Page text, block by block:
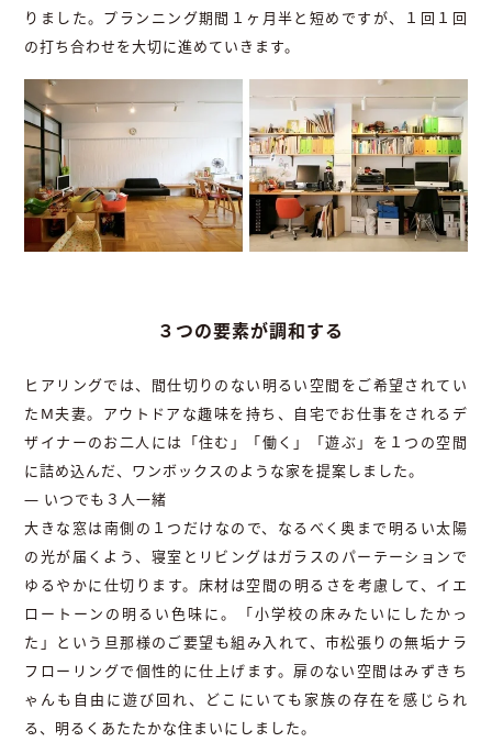
りました。プランニング期間１ヶ月半と短めですが、１回１回
の打ち合わせを大切に進めていきます。
３つの要素が調和する
ヒアリングでは、間仕切りのない明るい空間をご希望されてい
たM夫妻。アウトドアな趣味を持ち、自宅でお仕事をされるデ
ザイナーのお二人には「住む」「働く」「遊ぶ」を１つの空間
に詰め込んだ、ワンボックスのような家を提案しました。
― いつでも３人一緒
大きな窓は南側の１つだけなので、なるべく奥まで明るい太陽
の光が届くよう、寝室とリビングはガラスのパーテーションで
ゆるやかに仕切ります。床材は空間の明るさを考慮して、イエ
ロートーンの明るい色味に。「小学校の床みたいにしたかっ
た」という旦那様のご要望も組み入れて、市松張りの無垢ナラ
フローリングで個性的に仕上げます。扉のない空間はみずきち
ゃんも自由に遊び回れ、どこにいても家族の存在を感じられ
る、明るくあたたかな住まいにしました。